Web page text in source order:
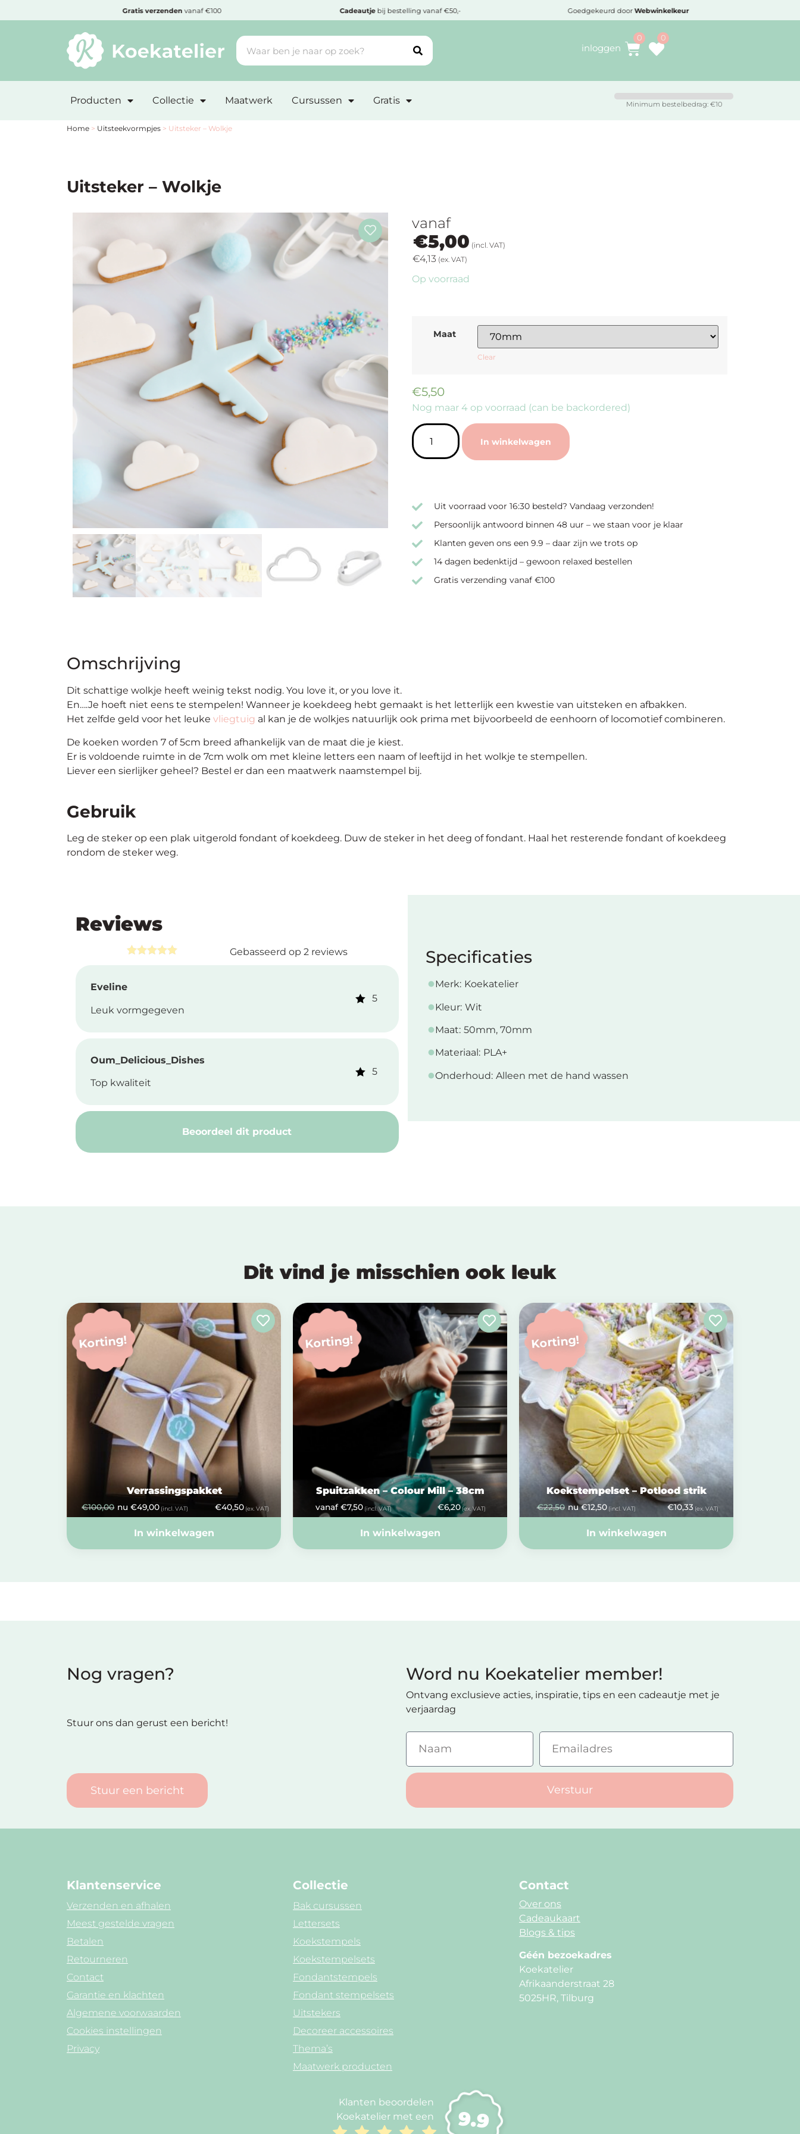
Cadeautjebij bestelling vanaf €50,- Goedgekeurd doorWebwinkelkeur Voor 16:30 besteld,vandaag verzonden
inloggen
Producten Collectie Maatwerk Cursussen Gratis Minimum bestelbedrag: €10
Home > Uitsteekvormpjes > Uitsteker – Wolkje
Uitsteker – Wolkje
vanaf
€5,00 (incl. VAT)
€4,13 (ex. VAT)
Op voorraad
Maat
Clear
€5,50
Nog maar 4 op voorraad (can be backordered)
In winkelwagen
Uit voorraad voor 16:30 besteld? Vandaag verzonden!
Persoonlijk antwoord binnen 48 uur – we staan voor je klaar
Klanten geven ons een 9.9 – daar zijn we trots op
14 dagen bedenktijd – gewoon relaxed bestellen
Gratis verzending vanaf €100
Omschrijving
Dit schattige wolkje heeft weinig tekst nodig. You love it, or you love it.
En….Je hoeft niet eens te stempelen! Wanneer je koekdeeg hebt gemaakt is het letterlijk een kwestie van uitsteken en afbakken.
Het zelfde geld voor het leuke vliegtuig al kan je de wolkjes natuurlijk ook prima met bijvoorbeeld de eenhoorn of locomotief combineren.
De koeken worden 7 of 5cm breed afhankelijk van de maat die je kiest.
Er is voldoende ruimte in de 7cm wolk om met kleine letters een naam of leeftijd in het wolkje te stempellen.
Liever een sierlijker geheel? Bestel er dan een maatwerk naamstempel bij.
Gebruik
Leg de steker op een plak uitgerold fondant of koekdeeg. Duw de steker in het deeg of fondant. Haal het resterende fondant of koekdeeg
rondom de steker weg.
Reviews
Gebasseerd op 2 reviews
Eveline
Leuk vormgegeven
5
Oum_Delicious_Dishes
Top kwaliteit
5
Beoordeel dit product
Specificaties
Merk: Koekatelier
Kleur: Wit
Maat: 50mm, 70mm
Materiaal: PLA+
Onderhoud: Alleen met de hand wassen
Dit vind je misschien ook leuk
Korting!
Verrassingspakket
€100,00 nu €49,00 (incl. VAT) €40,50(ex. VAT)
In winkelwagen
Korting!
Spuitzakken – Colour Mill – 38cm
vanaf €7,50(incl. VAT) €6,20(ex. VAT)
In winkelwagen
Korting!
Koekstempelset – Potlood strik
€22,50 nu €12,50(incl. VAT) €10,33 (ex. VAT)
In winkelwagen
Nog vragen?
Stuur ons dan gerust een bericht!
Stuur een bericht
Word nu Koekatelier member!
Ontvang exclusieve acties, inspiratie, tips en een cadeautje met je
verjaardag
Verstuur
Klantenservice
Verzenden en afhalen
Meest gestelde vragen
Betalen
Retourneren
Contact
Garantie en klachten
Algemene voorwaarden
Cookies instellingen
Privacy
Collectie
Bak cursussen
Lettersets
Koekstempels
Koekstempelsets
Fondantstempels
Fondant stempelsets
Uitstekers
Decoreer accessoires
Thema’s
Maatwerk producten
Contact
Over ons
Cadeaukaart
Blogs & tips
Géén bezoekadres
Koekatelier
Afrikaanderstraat 28
5025HR, Tilburg
Klanten beoordelen
Koekatelier met een
9.9